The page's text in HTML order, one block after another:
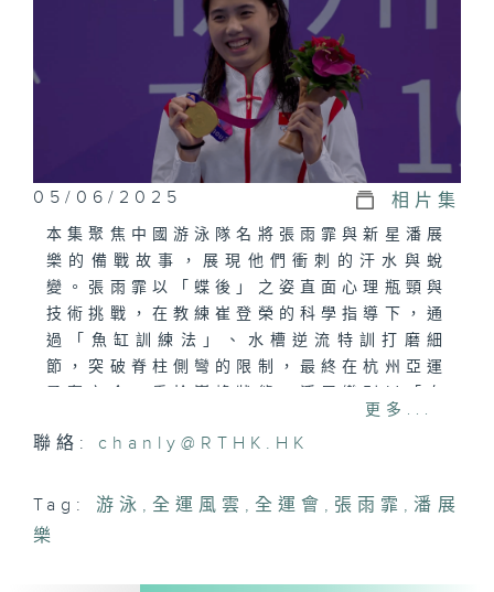
05/06/2025 相片集
本集聚焦中國游泳隊名將張雨霏與新星潘展
樂的備戰故事，展現他們衝刺的汗水與蛻
變。張雨霏以「蝶後」之姿直面心理瓶頸與
技術挑戰，在教練崔登榮的科學指導下，通
過「魚缸訓練法」、水槽逆流特訓打磨細
節，突破脊柱側彎的限制，最終在杭州亞運
由泳新星」身份嶄露鋒芒，在教練鄭坤良的
調教下強化技術穩定性，三度游進47秒大
節目深入記錄團隊的創新訓練——從力量轉
化到心理疏導，從接力默契到單項突破，處
更多...
聯絡: chanly@RTHK.HK
Tag: 游泳 , 全運風雲 , 全運會 , 張雨霏 ,潘展
樂